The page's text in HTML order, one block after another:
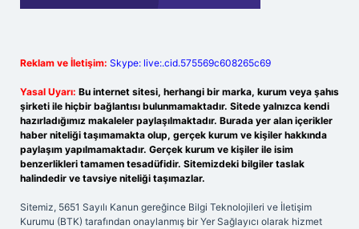
Reklam ve İletişim: Skype: live:.cid.575569c608265c69
Yasal Uyarı: Bu internet sitesi, herhangi bir marka, kurum veya şahıs
şirketi ile hiçbir bağlantısı bulunmamaktadır. Sitede yalnızca kendi
hazırladığımız makaleler paylaşılmaktadır. Burada yer alan içerikler
haber niteliği taşımamakta olup, gerçek kurum ve kişiler hakkında
paylaşım yapılmamaktadır. Gerçek kurum ve kişiler ile isim
benzerlikleri tamamen tesadüfidir. Sitemizdeki bilgiler taslak
halindedir ve tavsiye niteliği taşımazlar.
Sitemiz, 5651 Sayılı Kanun gereğince Bilgi Teknolojileri ve İletişim
Kurumu (BTK) tarafından onaylanmış bir Yer Sağlayıcı olarak hizmet